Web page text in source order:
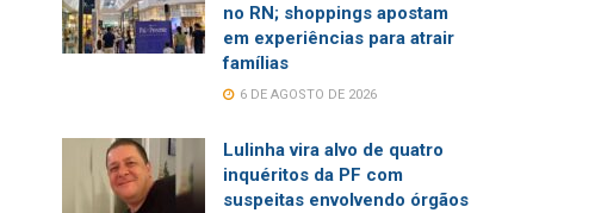
no RN; shoppings apostam
em experiências para atrair
famílias
6 DE AGOSTO DE 2026
Lulinha vira alvo de quatro
inquéritos da PF com
suspeitas envolvendo órgãos